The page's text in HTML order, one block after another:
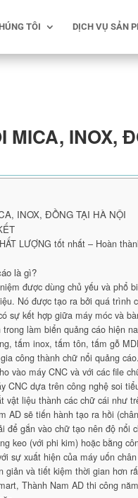
TÔI DỊCH VỤ SẢN
MICA, INOX,
INOX, ĐỒNG TẠI HÀ NỘI
LƯỢNG tốt nhất – Hoàn
là gì?
được dùng chủ yếu và phổ
Nó được tạo ra bởi quá trình
sự kết hợp giữa máy móc và
làm biển quảng cáo hiện
tấm inox, tấm tôn, tấm gỗ
công thành chữ nổi quảng
vào máy CNC và với các file
CNC dựa trên công nghệ soi
vật liệu thành các chữ cái như
AD sẽ tiến hành tạo ra hồi
để gắn vào chữ tạo nên độ nổi
keo (với phi kim) hoặc bằng
sự xuất hiện của máy uốn
giản và tiết kiệm thời gian hơn
Thành Nam AD thi công